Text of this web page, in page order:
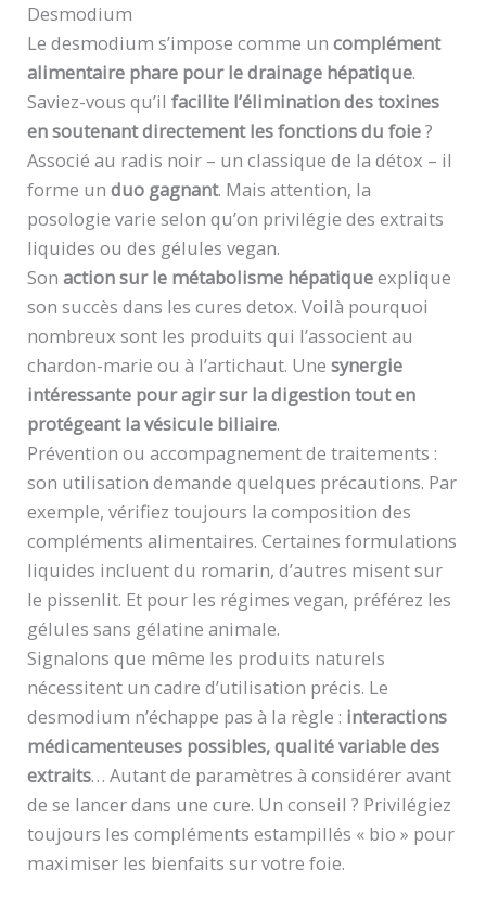
Desmodium
Le desmodium s’impose comme uncomplément
alimentaire phare pour le drainage hépatique.
Saviez-vous qu’ilfacilite l’élimination des toxines
en soutenant directement les fonctions du foie?
Associé au radis noir – un classique de la détox – il
forme unduo gagnant. Mais attention, la
posologie varie selon qu’on privilégie des extraits
liquides ou des gélules vegan.
Sonaction sur le métabolisme hépatiqueexplique
son succès dans les cures detox. Voilà pourquoi
nombreux sont les produits qui l’associent au
chardon-marie ou à l’artichaut. Unesynergie
intéressante pour agir sur la digestion tout en
protégeant la vésicule biliaire.
Prévention ou accompagnement de traitements :
son utilisation demande quelques précautions. Par
exemple, vérifiez toujours la composition des
compléments alimentaires. Certaines formulations
liquides incluent du romarin, d’autres misent sur
le pissenlit. Et pour les régimes vegan, préférez les
gélules sans gélatine animale.
Signalons que même les produits naturels
nécessitent un cadre d’utilisation précis. Le
desmodium n’échappe pas à la règle : interactions
médicamenteuses possibles, qualité variable des
extraits… Autant de paramètres à considérer avant
de se lancer dans une cure. Un conseil ? Privilégiez
toujours les compléments estampillés « bio » pour
maximiser les bienfaits sur votre foie.